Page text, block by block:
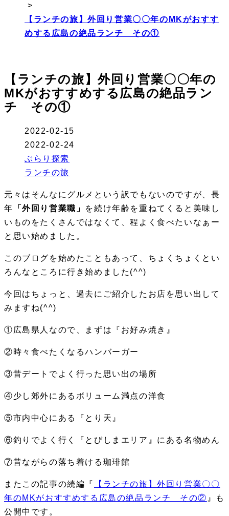
>
【ランチの旅】外回り営業〇〇年のMKがおすす
めする広島の絶品ランチ その①
【ランチの旅】外回り営業〇〇年の
MKがおすすめする広島の絶品ラン
チ その①
2022-02-15
2022-02-24
ぶらり探索
ランチの旅
元々はそんなにグルメという訳でもないのですが、長
年 「外回り営業職」 を続け年齢を重ねてくると美味し
いものをたくさんではなくて、程よく食べたいなぁー
と思い始めました。
このブログを始めたこともあって、ちょくちょくとい
ろんなところに行き始めました(^^)
今回はちょっと、過去にご紹介したお店を思い出して
みますね(^^)
① 広島県人なので、まずは『お好み焼き』
②時々食べたくなるハンバーガー
③昔デートでよく行った思い出の場所
④少し郊外にあるボリューム満点の洋食
⑤市内中心にある『とり天』
⑥釣りでよく行く『とびしまエリア』にある名物めん
⑦昔ながらの落ち着ける珈琲館
またこの記事の続編『
【ランチの旅】外回り営業〇〇
年のMKがおすすめする広島の絶品ランチ その② 』も
公開中です。